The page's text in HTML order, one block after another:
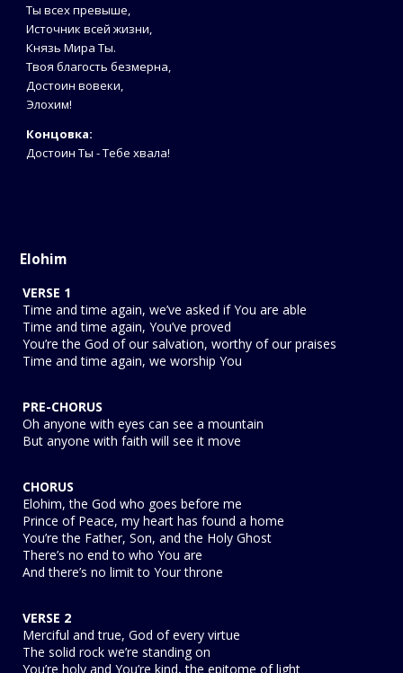
Ты всех превыше,
Источник всей жизни,
Князь Мира Ты.
Твоя благость безмерна,
Достоин вовеки,
Элохим!
Концовка:
Достоин Ты - Тебе хвала!
Elohim
VERSE 1
Time and time again, we’ve asked if You are able
Time and time again, You’ve proved
You’re the God of our salvation, worthy of our praises
Time and time again, we worship You
PRE-CHORUS
Oh anyone with eyes can see a mountain
But anyone with faith will see it move
CHORUS
Elohim, the God who goes before me
Prince of Peace, my heart has found a home
You’re the Father, Son, and the Holy Ghost
There’s no end to who You arе
And there’s no limit to Your throne
VERSE 2
Merciful and true, God of every virtue
The solid rock we’re standing on
You’re holy and You’re kind, the epitome of light